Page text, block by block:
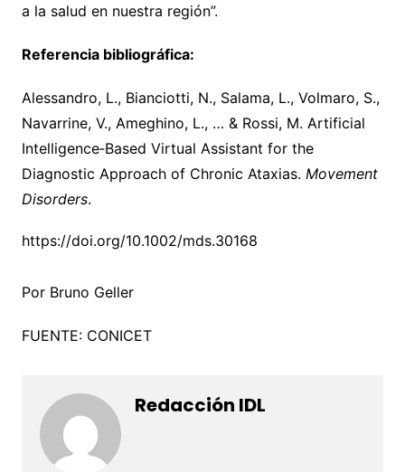
a la salud en nuestra región”.
Referencia bibliográfica:
Alessandro, L., Bianciotti, N., Salama, L., Volmaro, S.,
Navarrine, V., Ameghino, L., … & Rossi, M. Artificial
Intelligence‐Based Virtual Assistant for the
Diagnostic Approach of Chronic Ataxias. Movement
Disorders.
https://doi.org/10.1002/mds.30168
Por Bruno Geller
FUENTE: CONICET
Redacción IDL